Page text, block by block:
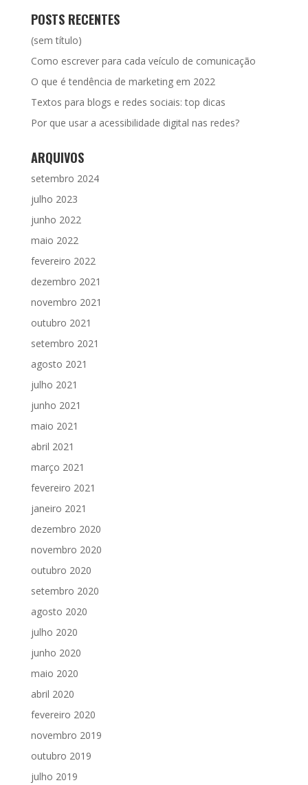
POSTS RECENTES
(sem título)
Como escrever para cada veículo de comunicação
O que é tendência de marketing em 2022
Textos para blogs e redes sociais: top dicas
Por que usar a acessibilidade digital nas redes?
ARQUIVOS
setembro 2024
julho 2023
junho 2022
maio 2022
fevereiro 2022
dezembro 2021
novembro 2021
outubro 2021
setembro 2021
agosto 2021
julho 2021
junho 2021
maio 2021
abril 2021
março 2021
fevereiro 2021
janeiro 2021
dezembro 2020
novembro 2020
outubro 2020
setembro 2020
agosto 2020
julho 2020
junho 2020
maio 2020
abril 2020
fevereiro 2020
novembro 2019
outubro 2019
julho 2019